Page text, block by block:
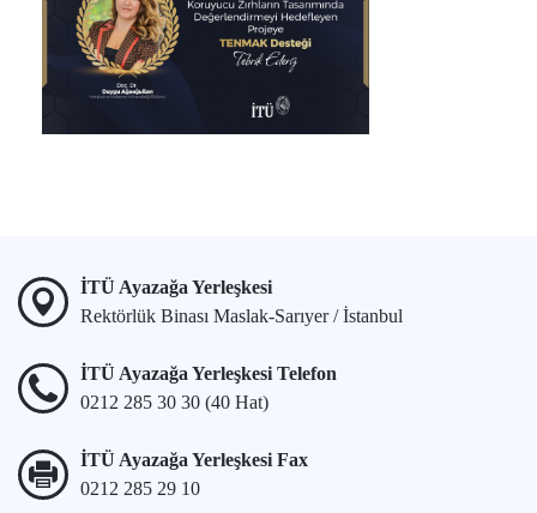
İTÜ Ayazağa Yerleşkesi
Rektörlük Binası Maslak-Sarıyer / İstanbul
İTÜ Ayazağa Yerleşkesi Telefon
0212 285 30 30 (40 Hat)
İTÜ Ayazağa Yerleşkesi Fax
0212 285 29 10